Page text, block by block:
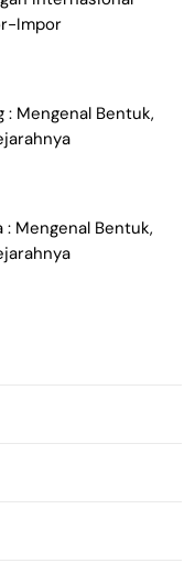
Impor
: Mengenal Bentuk,
: Mengenal Bentuk,